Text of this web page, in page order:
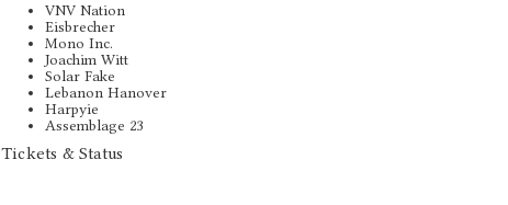
VNV Nation
Eisbrecher
Mono Inc.
Joachim Witt
Solar Fake
Lebanon Hanover
Harpyie
Assemblage 23
Tickets & Status